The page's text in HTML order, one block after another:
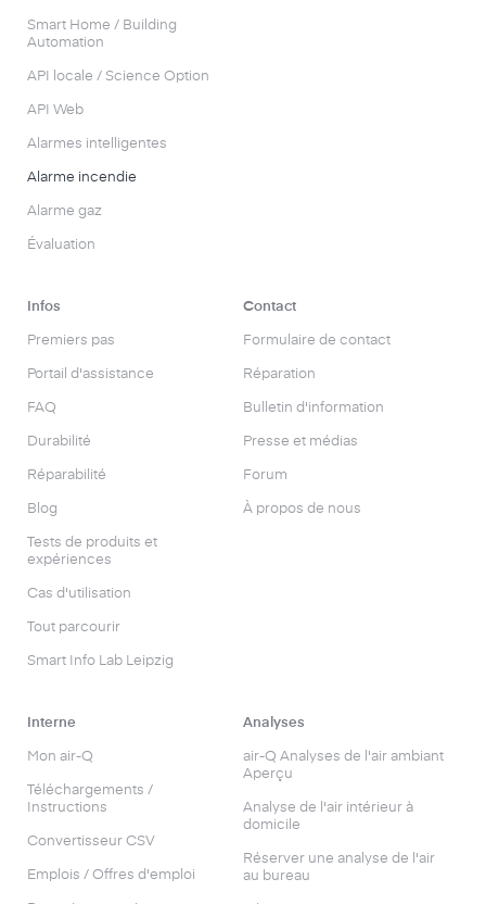
Smart Home / Building
Automation
API locale / Science Option
API Web
Alarmes intelligentes
Alarme incendie
Alarme gaz
Évaluation
Infos
Premiers pas
Portail d'assistance
FAQ
Durabilité
Réparabilité
Blog
Tests de produits et
expériences
Cas d'utilisation
Tout parcourir
Smart Info Lab Leipzig
Contact
Formulaire de contact
Réparation
Bulletin d'information
Presse et médias
Forum
À propos de nous
Interne
Mon air-Q
Téléchargements /
Instructions
Convertisseur CSV
Emplois / Offres d'emploi
Analyses
air-Q Analyses de l'air ambiant
Aperçu
Analyse de l'air intérieur à
domicile
Réserver une analyse de l'air
au bureau